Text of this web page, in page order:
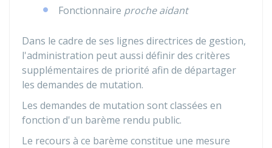
Fonctionnaire proche aidant
Dans le cadre de ses lignes directrices de gestion,
l'administration peut aussi définir des critères
supplémentaires de priorité afin de départager
les demandes de mutation.
Les demandes de mutation sont classées en
fonction d'un barème rendu public.
Le recours à ce barème constitue une mesure